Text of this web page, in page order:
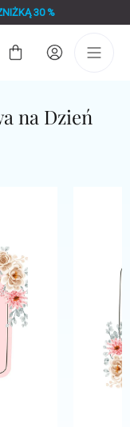
30 %
Koszyk
na Dzień